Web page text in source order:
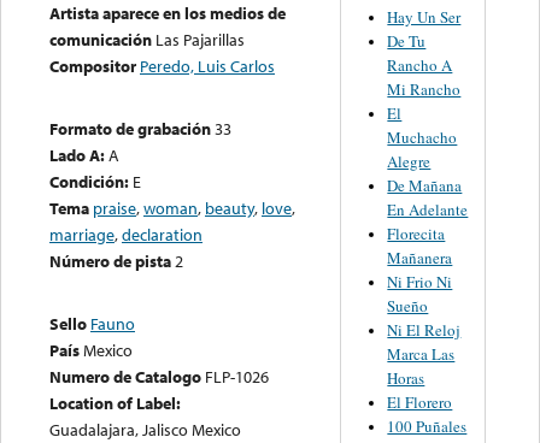
Artista aparece en los medios de
comunicación Las Pajarillas
Compositor Peredo, Luis Carlos
Formato de grabación33
Lado A:A
Condición: E
Tema praise,woman, beauty, love,
marriage,declaration
Número de pista2
Sello Fauno
PaísMexico
Numero de Catalogo FLP-1026
Location of Label:
Guadalajara, Jalisco Mexico
Hay Un Ser
De Tu
Rancho A
Mi Rancho
El
Muchacho
Alegre
De Mañana
En Adelante
Florecita
Mañanera
Ni Frio Ni
Sueño
Ni El Reloj
Marca Las
Horas
El Florero
100 Puñales